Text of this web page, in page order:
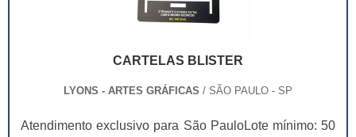
CARTELAS BLISTER
LYONS - ARTES GRÁFICAS / SÃO PAULO - SP
Atendimento exclusivo para São PauloLote mínimo: 50